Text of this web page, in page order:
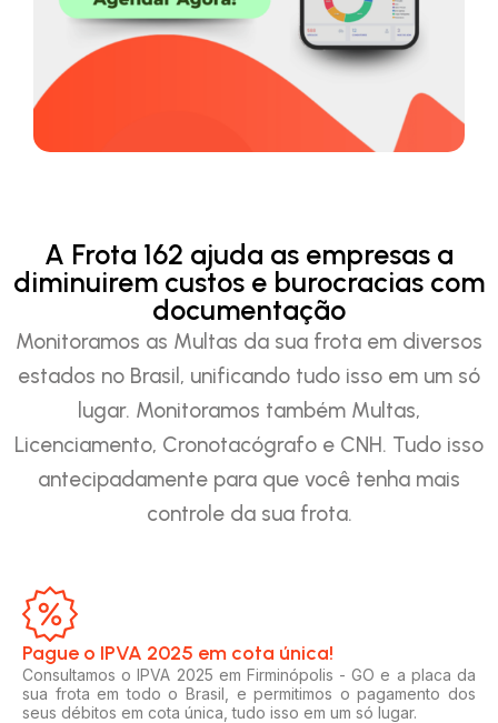
A Frota 162 ajuda as empresas a
diminuirem custos e burocracias com
documentação
Monitoramos as Multas da sua frota em diversos
estados no Brasil, unificando tudo isso em um só
lugar. Monitoramos também Multas,
Licenciamento, Cronotacógrafo e CNH. Tudo isso
antecipadamente para que você tenha mais
controle da sua frota.
Pague o IPVA 2025 em cota única!​
Consultamos o IPVA 2025 em Firminópolis - GO e a placa da
sua frota em todo o Brasil, e permitimos o pagamento dos
seus débitos em cota única, tudo isso em um só lugar.